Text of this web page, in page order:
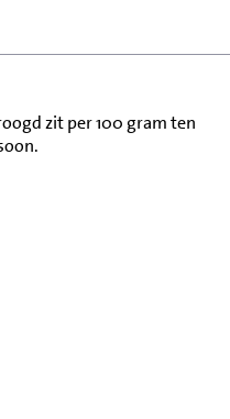
zit per 100 gram ten